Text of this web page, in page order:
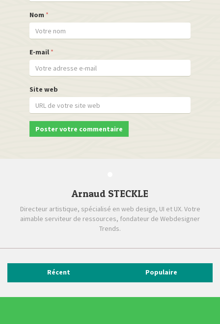
Nom *
E-mail *
Site web
Arnaud STECKLE
Directeur artistique, spécialisé en web design, UI et UX. Votre
aimable serviteur de ressources, fondateur de Webdesigner
Trends.
Récent Populaire